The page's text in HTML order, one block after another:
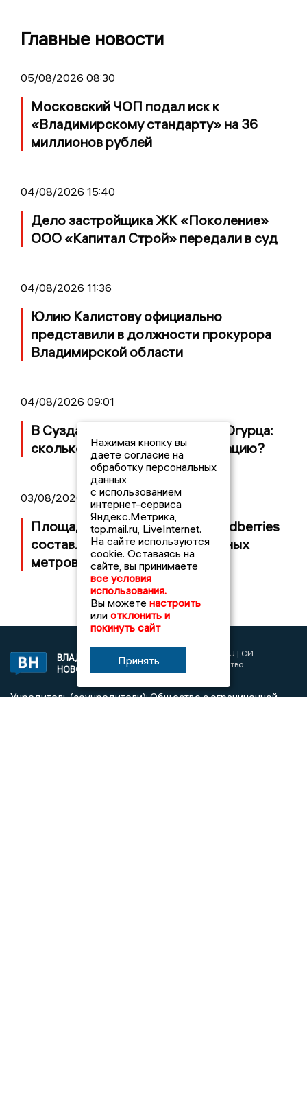
Главные новости
05/08/2026 08:30
Московский ЧОП подал иск к
«Владимирскому стандарту» на 36
миллионов рублей
04/08/2026 15:40
Дело застройщика ЖК «Поколение»
ООО «Капитал Строй» передали в суд
04/08/2026 11:36
Юлию Калистову официально
представили в должности прокурора
Владимирской области
04/08/2026 09:01
В Суздале прошёл Фестиваль Огурца:
сколько потратили на организацию?
03/08/2026 14:13
Площадь пожара на складе Wildberries
составляет 100 тысяч квадратных
метров
ВЛАДИМИРСКИЕ
НОВОСТИ
2017 © NEWSVLADIMIR.RU | СИ
«Информационное агентство
Владимирские новости»
Учредитель (соучредители): Общество с ограниченной
Нажимая кнопку вы
даете согласие на
обработку персональных
данных
с использованием
интернет-сервиса
Яндекс.Метрика,
top.mail.ru, LiveInternet.
На сайте используются
cookie. Оставаясь на
сайте, вы принимаете
все условия
использования.
Вы можете настроить
или отклонить и
покинуть сайт
Принять